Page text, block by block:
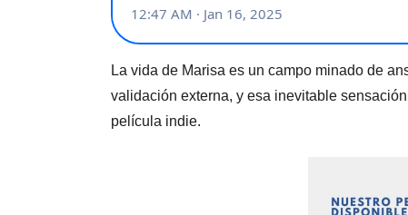
La vida de Marisa es un campo minado de
validación externa, y esa inevitable
película indie.